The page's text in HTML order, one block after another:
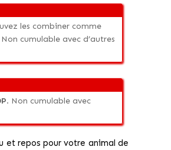
les combiner comme
cumulable avec d’autres
. Non cumulable avec
et repos pour votre animal de